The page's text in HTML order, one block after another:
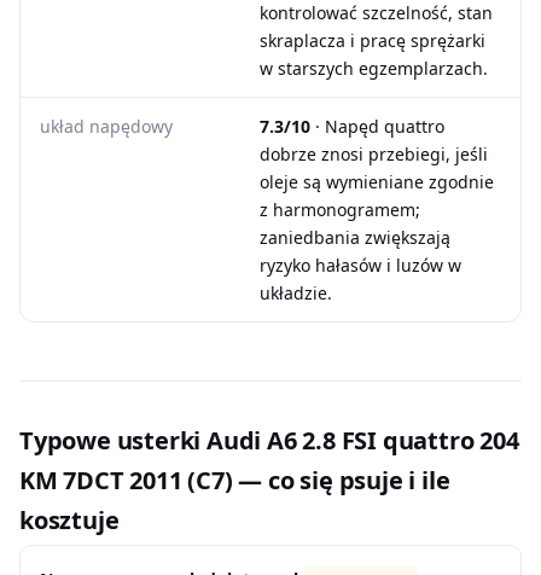
kontrolować szczelność, stan
skraplacza i pracę sprężarki
w starszych egzemplarzach.
układ napędowy 7.3/10 · Napęd quattro
dobrze znosi przebiegi, jeśli
oleje są wymieniane zgodnie
z harmonogramem;
zaniedbania zwiększają
ryzyko hałasów i luzów w
układzie.
Typowe usterki Audi A6 2.8 FSI quattro 204
KM 7DCT 2011 (C7) — co się psuje i ile
kosztuje